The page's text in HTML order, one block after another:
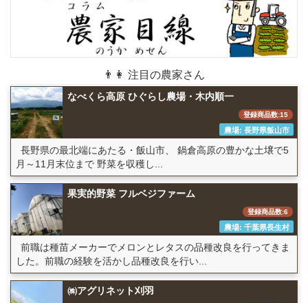
👨👩 注目の農家さん
なべくら高原 ひぐらし農場・木内順一
登録商品数:15
農場: 長野県飯山市
長野県の最北端にあたる・飯山市、 鍋倉高原の豊かな土壌で5
月～11月末位まで 野菜を収穫し...
果実的野菜 フルベジファーム
登録商品数:6
農場: 千葉県長生村
前職は種苗メーカーでメロンとレタスの品種改良を行ってきま
した。前職の経験を活かし品種改良を行い...
㈱アグリネット刈羽